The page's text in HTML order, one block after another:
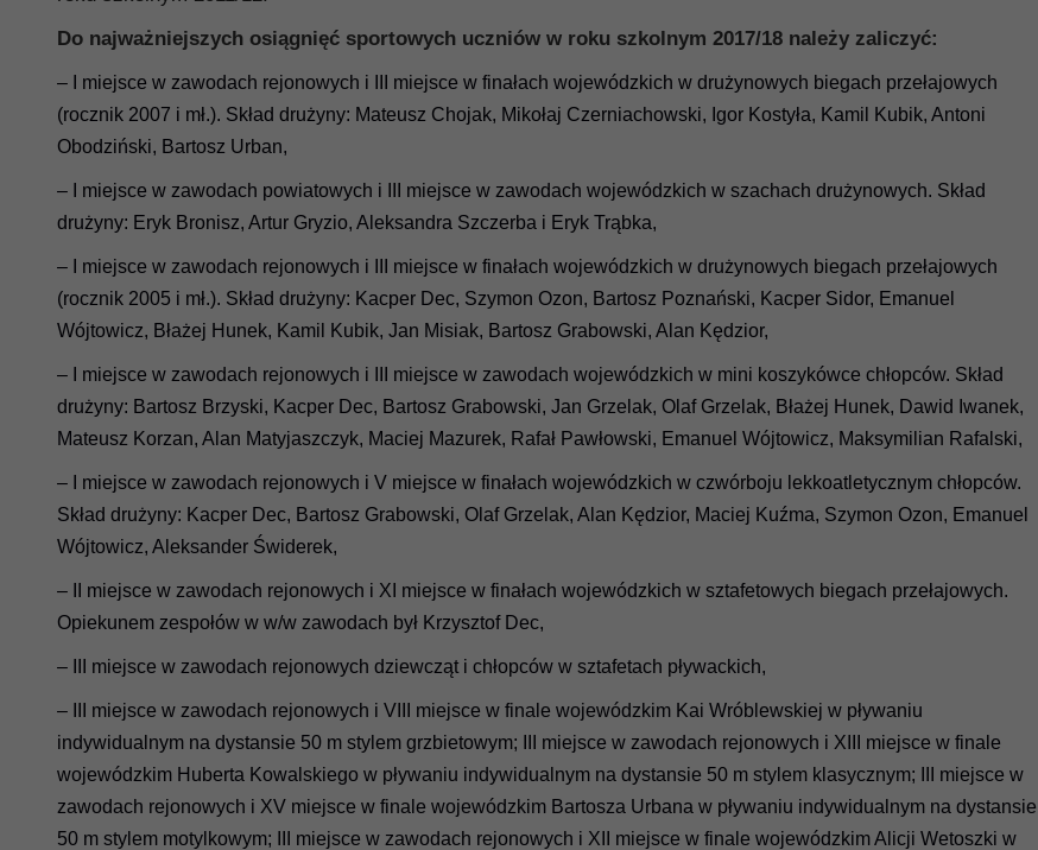
Do najważniejszych osiągnięć sportowych uczniów w roku szkolnym 2017/18 należy zaliczyć:
– I miejsce w zawodach rejonowych i III miejsce w finałach wojewódzkich w drużynowych biegach przełajowych
(rocznik 2007 i mł.). Skład drużyny: Mateusz Chojak, Mikołaj Czerniachowski, Igor Kostyła, Kamil Kubik, Antoni
Obodziński, Bartosz Urban,
– I miejsce w zawodach powiatowych i III miejsce w zawodach wojewódzkich w szachach drużynowych. Skład
drużyny: Eryk Bronisz, Artur Gryzio, Aleksandra Szczerba i Eryk Trąbka,
– I miejsce w zawodach rejonowych i III miejsce w finałach wojewódzkich w drużynowych biegach przełajowych
(rocznik 2005 i mł.). Skład drużyny: Kacper Dec, Szymon Ozon, Bartosz Poznański, Kacper Sidor, Emanuel
Wójtowicz, Błażej Hunek, Kamil Kubik, Jan Misiak, Bartosz Grabowski, Alan Kędzior,
– I miejsce w zawodach rejonowych i III miejsce w zawodach wojewódzkich w mini koszykówce chłopców. Skład
drużyny: Bartosz Brzyski, Kacper Dec, Bartosz Grabowski, Jan Grzelak, Olaf Grzelak, Błażej Hunek, Dawid Iwanek,
Mateusz Korzan, Alan Matyjaszczyk, Maciej Mazurek, Rafał Pawłowski, Emanuel Wójtowicz, Maksymilian Rafalski,
– I miejsce w zawodach rejonowych i V miejsce w finałach wojewódzkich w czwórboju lekkoatletycznym chłopców.
Skład drużyny: Kacper Dec, Bartosz Grabowski, Olaf Grzelak, Alan Kędzior, Maciej Kuźma, Szymon Ozon, Emanuel
Wójtowicz, Aleksander Świderek,
– II miejsce w zawodach rejonowych i XI miejsce w finałach wojewódzkich w sztafetowych biegach przełajowych.
Opiekunem zespołów w w/w zawodach był Krzysztof Dec,
– III miejsce w zawodach rejonowych dziewcząt i chłopców w sztafetach pływackich,
– III miejsce w zawodach rejonowych i VIII miejsce w finale wojewódzkim Kai Wróblewskiej w pływaniu
indywidualnym na dystansie 50 m stylem grzbietowym; III miejsce w zawodach rejonowych i XIII miejsce w finale
wojewódzkim Huberta Kowalskiego w pływaniu indywidualnym na dystansie 50 m stylem klasycznym; III miejsce w
zawodach rejonowych i XV miejsce w finale wojewódzkim Bartosza Urbana w pływaniu indywidualnym na dystansie
50 m stylem motylkowym; III miejsce w zawodach rejonowych i XII miejsce w finale wojewódzkim Alicji Wetoszki w